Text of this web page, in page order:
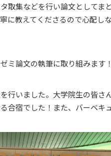
取集などを行い論文としてまと
教えてくださるので心配し
ミ論文の執筆に取り組みます！
行いました。大学院生の皆さ
合宿でした！また、バーベキ